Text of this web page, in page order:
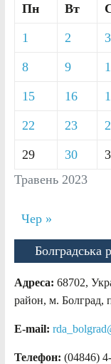
Травень 2023
Пн Вт
1 2 3
8 9
15 16
22 23
29 30
Чер »
Болградська
Адреса: 68702,
район, м. Болград,
E-mail:
Телефон: (04846)